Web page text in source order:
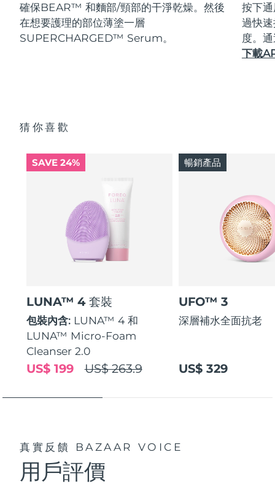
確保BEAR™ 和麵部/頸部的干淨乾燥。然後
在想要護理的部位薄塗一層
SUPERCHARGED™ Serum。
按下
過快
度。
下載
猜你喜歡
SAVE 24%
LUNA™ 4 套裝
包裝內含: LUNA™ 4 和
LUNA™ Micro-Foam
Cleanser 2.0
US$ 263.9
US$ 199
UFO™ 3
深層補水全面抗老
US$ 329
暢銷產品
真實反饋 BAZAAR VOICE
用戶評價